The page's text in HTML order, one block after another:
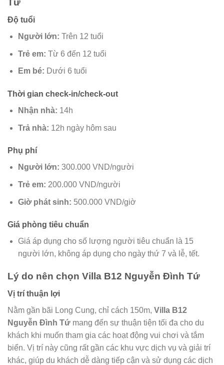
Tứ
Độ tuổi
Người lớn: Trên 12 tuổi
Trẻ em: Từ 6 đến 12 tuổi
Em bé: Dưới 6 tuổi
Thời gian check-in/check-out
Nhận nhà: 14h
Trả nhà: 12h ngày hôm sau
Phụ phí
Người lớn: 300.000 VND/người
Trẻ em: 200.000 VND/người
Giờ phát sinh: 500.000 VND/giờ
Giá phòng tiêu chuẩn
Giá áp dụng cho số lượng người tiêu chuẩn là 15
người lớn, không áp dụng cho ngày thứ 7 và lễ, tết.
Lý do nên chọn Villa B12 Nguyễn Đình Tứ
Vị trí thuận lợi
Nằm gần bãi Long Cung, chỉ cách 150m, Villa B12
Nguyễn Đình Tứ mang đến sự thuận tiện tối đa cho du
khách khi muốn tham gia các hoạt động vui chơi và tắm
biển. Vị trí này cũng rất gần các khu vực dịch vụ và giải trí
khác, giúp du khách dễ dàng tiếp cận và sử dụng các dịch